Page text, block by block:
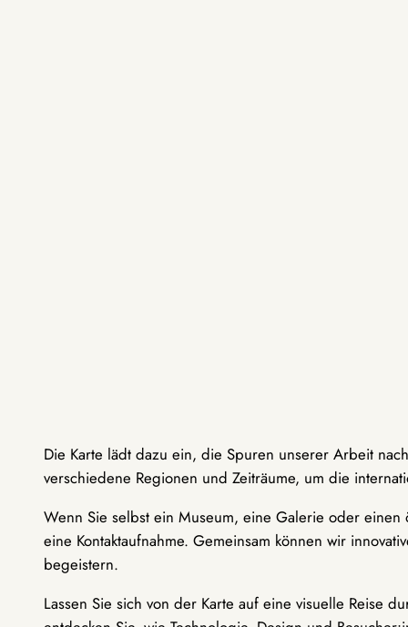
Die Karte lädt dazu ein, die Spuren unserer Arbeit
verschiedene Regionen und Zeiträume, um die
Wenn Sie selbst ein Museum, eine Galerie oder
eine Kontaktaufnahme. Gemeinsam können wir
begeistern.
Lassen Sie sich von der Karte auf eine visuelle Reise